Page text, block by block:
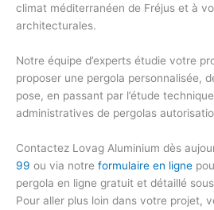
climat méditerranéen de Fréjus et à
architecturales.
Notre équipe d’experts étudie votre
proposer une pergola personnalisée,
pose, en passant par l’étude technique
administratives de pergolas
Contactez Lovag Aluminium dès
99 ou via notre formulaire en ligne
pergola en ligne gratuit et détaillé
Pour aller plus loin dans votre projet,